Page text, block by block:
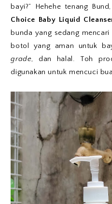
bayi?” Hehehe tenang
Choice Baby Liquid
bunda yang sedang
botol yang aman untuk
grade, dan halal. Toh
digunakan untuk mencuci